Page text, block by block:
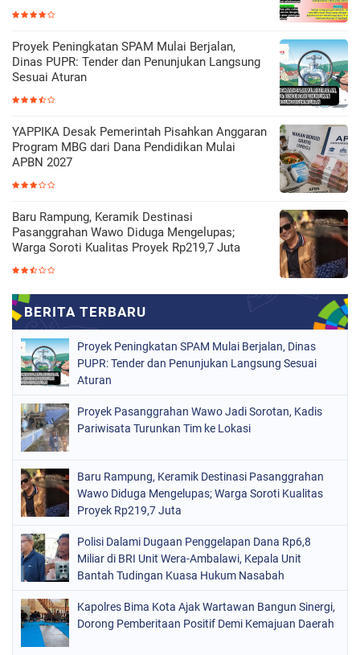
Proyek Peningkatan SPAM Mulai Berjalan,
Dinas PUPR: Tender dan Penunjukan Langsung
Sesuai Aturan
YAPPIKA Desak Pemerintah Pisahkan Anggaran
Program MBG dari Dana Pendidikan Mulai
APBN 2027
Baru Rampung, Keramik Destinasi
Pasanggrahan Wawo Diduga Mengelupas;
Warga Soroti Kualitas Proyek Rp219,7 Juta
Proyek Peningkatan SPAM Mulai Berjalan, Dinas
PUPR: Tender dan Penunjukan Langsung Sesuai
Aturan
Proyek Pasanggrahan Wawo Jadi Sorotan, Kadis
Pariwisata Turunkan Tim ke Lokasi
Baru Rampung, Keramik Destinasi Pasanggrahan
Wawo Diduga Mengelupas; Warga Soroti Kualitas
Proyek Rp219,7 Juta
Polisi Dalami Dugaan Penggelapan Dana Rp6,8
Miliar di BRI Unit Wera-Ambalawi, Kepala Unit
Bantah Tudingan Kuasa Hukum Nasabah
Kapolres Bima Kota Ajak Wartawan Bangun Sinergi,
Dorong Pemberitaan Positif Demi Kemajuan Daerah